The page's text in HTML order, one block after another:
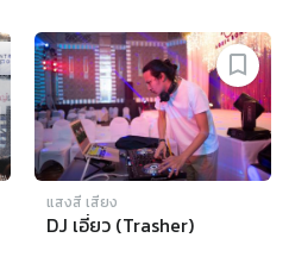
แสงสี เสียง
DJ เอี่ยว (Trasher)